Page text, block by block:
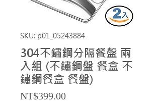
SKU: p01_05243884
304不鏽鋼分隔餐盤 兩
入組 (不鏽鋼盤 餐盒 不
鏽鋼餐盒 餐盤)
NT$399.00Price